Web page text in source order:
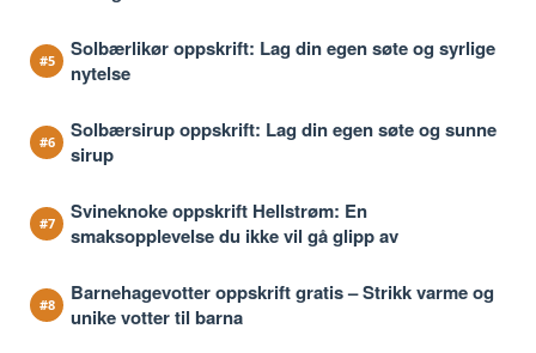
Solbærlikør oppskrift: Lag din egen søte og syrlige
nytelse
Solbærsirup oppskrift: Lag din egen søte og sunne
sirup
Svineknoke oppskrift Hellstrøm: En
smaksopplevelse du ikke vil gå glipp av
Barnehagevotter oppskrift gratis – Strikk varme og
unike votter til barna